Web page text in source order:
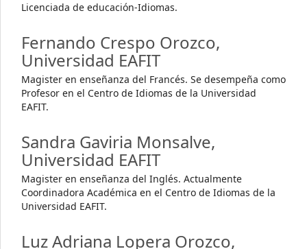
Licenciada de educación-Idiomas.
Fernando Crespo Orozco,
Universidad EAFIT
Magister en enseñanza del Francés. Se desempeña como
Profesor en el Centro de Idiomas de la Universidad
EAFIT.
Sandra Gaviria Monsalve,
Universidad EAFIT
Magister en enseñanza del Inglés. Actualmente
Coordinadora Académica en el Centro de Idiomas de la
Universidad EAFIT.
Luz Adriana Lopera Orozco,